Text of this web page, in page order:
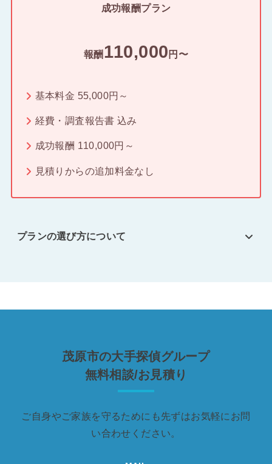
成功報酬プラン
報酬 110,000 円〜
基本料金 55,000円～
経費・調査報告書 込み
成功報酬 110,000円～
見積りからの追加料金なし
プランの選び方について
茂原市の大手探偵グループ
無料相談/お見積り
ご自身やご家族を守るためにも先ずはお気軽にお問
い合わせください。